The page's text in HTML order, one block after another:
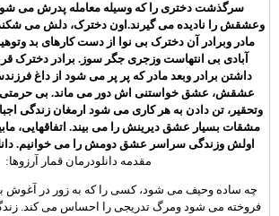
سرگذشت دختری را که وسیله معامله پدرش می شود
وعشقش را نادیده می گیرند.اون دخترک، دلش می
مادر وبرادر آن دخترک بی نوا از دست کارهای بد
آبادی بی انتهاست وزجری جگر سوز. برادر دخترک
داشتن برادر وبعد مادر که پر پر می شود از داغ
عشقش، عشق خواستنی اش دور می ماند. بی
وتحقیر، تن دادن به هر کاری می شود ارمغان زندگی
مشقات بسیار عشق دیرینش را می بیند. اتفاقهایی،
اولش وزندگی سراسر عشق دومش را می خوانیم.
مقدمه دانلودرمان قمار آرزوها:
چه ساده وحیف می شود، کسی را که به زور در آغوش
فروخته می شود ومرگ تدریجی را احساس می کند.